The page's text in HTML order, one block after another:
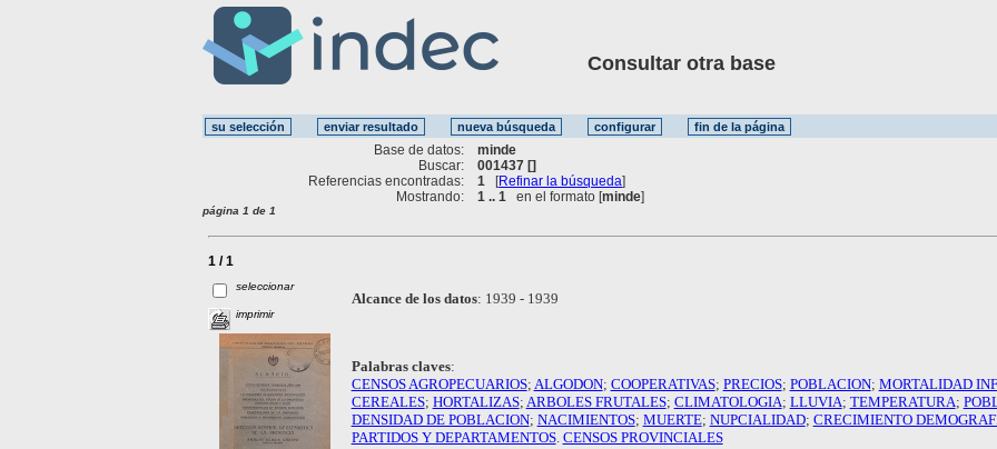
Consultar otra base
Base de datos:
minde
Buscar:
001437 []
Referencias encontradas:
1 [Refinar la búsqueda]
Mostrando:
1 .. 1 en el formato [minde]
página 1 de 1
1 / 1
seleccionar
imprimir
Alcance de los datos: 1939 - 1939
Palabras claves:
CENSOS AGROPECUARIOS; ALGODON; COOPERATIVAS; PRECIOS; POBLACION; MORTALIDAD
CEREALES; HORTALIZAS; ARBOLES FRUTALES; CLIMATOLOGIA; LLUVIA; TEMPERATURA;
DENSIDAD DE POBLACION; NACIMIENTOS; MUERTE; NUPCIALIDAD; CRECIMIENTO
PARTIDOS Y DEPARTAMENTOS. CENSOS PROVINCIALES